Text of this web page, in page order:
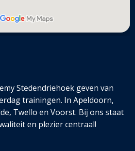
Stedendriehoek geven van
trainingen. In Apeldoorn,
Twello en Voorst. Bij ons staat
en plezier centraal!